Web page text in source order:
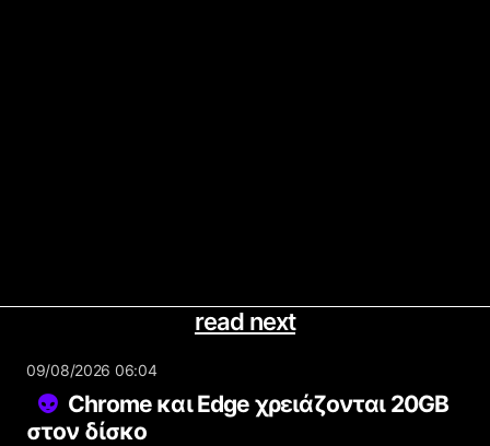
read next
09/08/2026 06:04
Chrome και Edge χρειάζονται 20GB
στον δίσκο